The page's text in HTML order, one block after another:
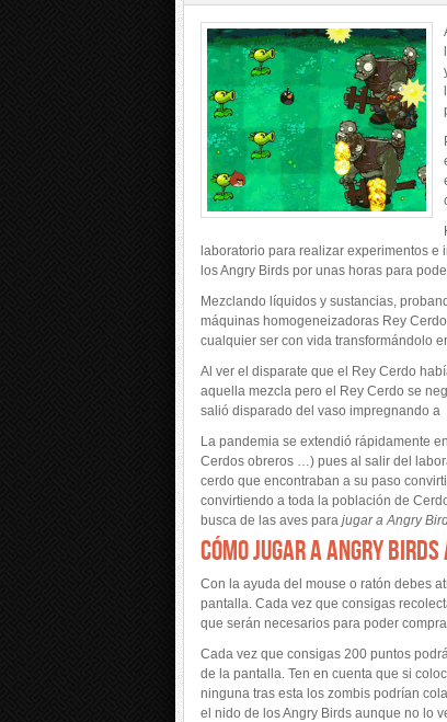
laboratorio para realizar experimentos
los Angry Birds por unas horas para
Mezclando líquidos y sustancias,
máquinas homogeneizadoras Rey
cualquier ser con vida transformándolo
Al ver el disparate que el Rey Cerdo
aquella mezcla pero el Rey Cerdo se
salió disparado del vaso impregnando
La pandemia se extendió rápidamente
Cerdos obreros …) pues al salir del
cerdo que encontraban a su paso
convirtiendo a toda la población de
busca de las aves para jugar a Angry
CÓMO JUGAR A ANGRY
Con la ayuda del mouse o ratón debes
pantalla. Cada vez que consigas
que serán necesarios para poder
Cada vez que consigas 200 puntos
de la pantalla. Ten en cuenta que si
ninguna tras esta los zombis podrían
el nido de los Angry Birds aunque no lo